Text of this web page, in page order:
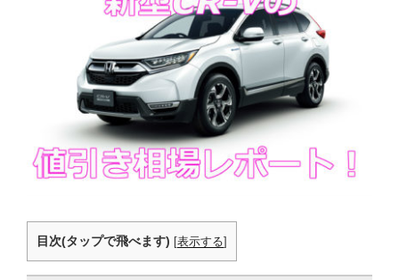
目次(タップで飛べます) [表示する]